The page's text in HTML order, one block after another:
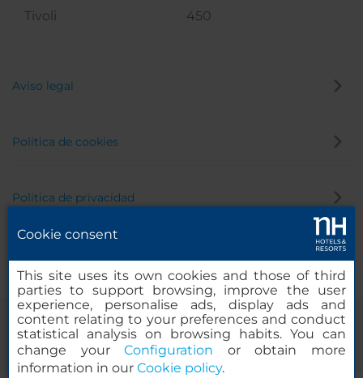
Tivoli 450
Aviso legal
Política de cookies
Política de privacidad
Cookie consent
This site uses its own cookies and those of third
parties to support browsing, improve the user
experience, personalise ads, display ads and
content relating to your preferences and conduct
statistical analysis on browsing habits. You can
change yourConfiguration or obtain more
information in our Cookie policy.